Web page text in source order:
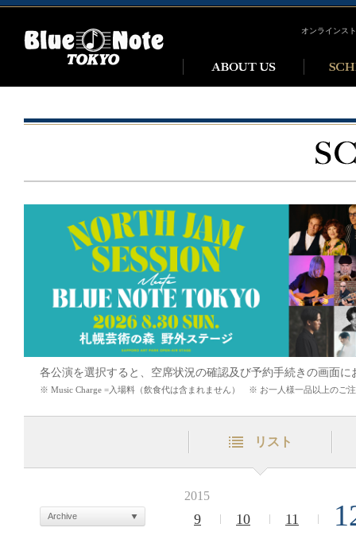
オンラインス
各公演を選択すると、空席状況の確認及び予約手続きの画面に
※ Music Charge =入場料（飲食代は含まれません） ※ お一人様一品以上のご
リスト
2015
9 10 11
Archive